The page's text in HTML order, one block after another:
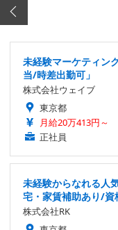
未経験マーケティン
当/時差出勤可」
株式会社ウェイブ
東京都
月給20万413円～
正社員
未経験からなれる人
宅・家賃補助あり/資
株式会社RK